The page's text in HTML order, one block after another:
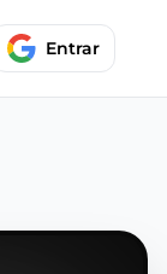
Entrar